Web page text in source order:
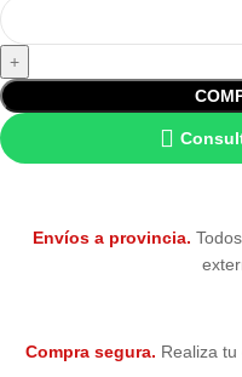
Envíos a provincia.
Compra segura. Realiza